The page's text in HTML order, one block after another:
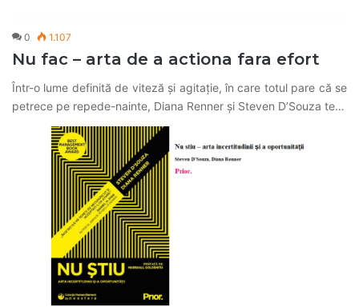
0 1.107
Nu fac – arta de a actiona fara efort
Într-o lume definită de viteză și agitație, în care totul pare că se
petrece pe repede-nainte, Diana Renner și Steven D’Souza te…